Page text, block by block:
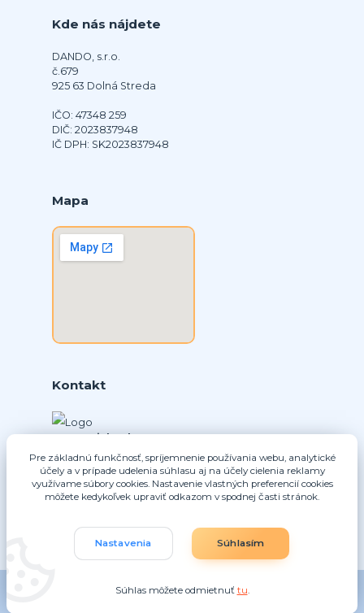
Kde nás nájdete
DANDO, s.r.o.
č.679
925 63 Dolná Streda
IČO: 47348 259
DIČ: 2023837948
IČ DPH: SK2023837948
Mapa
Kontakt
Ing. Daniel Doboš
+421 902331936
(Po-Pia, 8-16 hod.)
info@nice-pohony.sk
Eshop-rychlo.sk
Pre základnú funkčnosť, spríjemnenie používania webu, analytické
účely a v prípade udelenia súhlasu aj na účely cielenia reklamy
využívame súbory cookies. Nastavenie vlastných preferencií cookies
môžete kedykoľvek upraviť odkazom v spodnej časti stránok.
Nastavenia Súhlasím
Súhlas môžete odmietnuť tu.